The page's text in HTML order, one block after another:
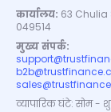
कार्यालय: 63 Chulia
049514
मुख्य संपर्क:
व्यापारिक घंटे: सोम -